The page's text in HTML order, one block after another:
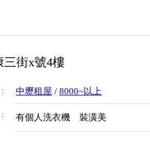
三街x號4樓
： 中壢租屋 / 8000~以上
： 有個人洗衣機 裝潢美